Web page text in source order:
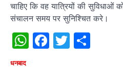
चाहिए कि वह यात्रियों की सुविधाओं
संचालन समय पर सुनिश्चित करे।
WhatsApp
Facebook
Twitter
धनबाद